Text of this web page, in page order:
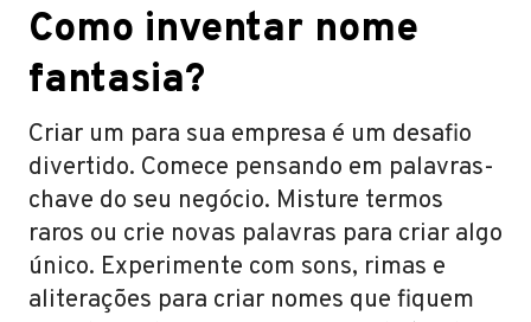
Como inventar nome
fantasia?
Criar um para sua empresa é um desafio
divertido. Comece pensando em palavras-
chave do seu negócio. Misture termos
raros ou crie novas palavras para criar algo
único. Experimente com sons, rimas e
aliterações para criar nomes que fiquem